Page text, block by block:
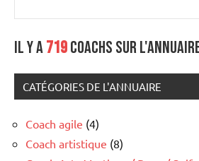
Il y a719coachs sur
CATÉGORIES DE L'ANNUAIRE
Coach agile (4)
Coach artistique (8)